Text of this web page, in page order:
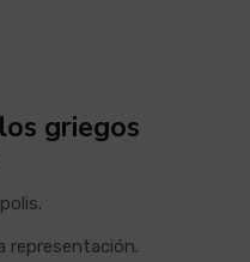
griegos
representación.